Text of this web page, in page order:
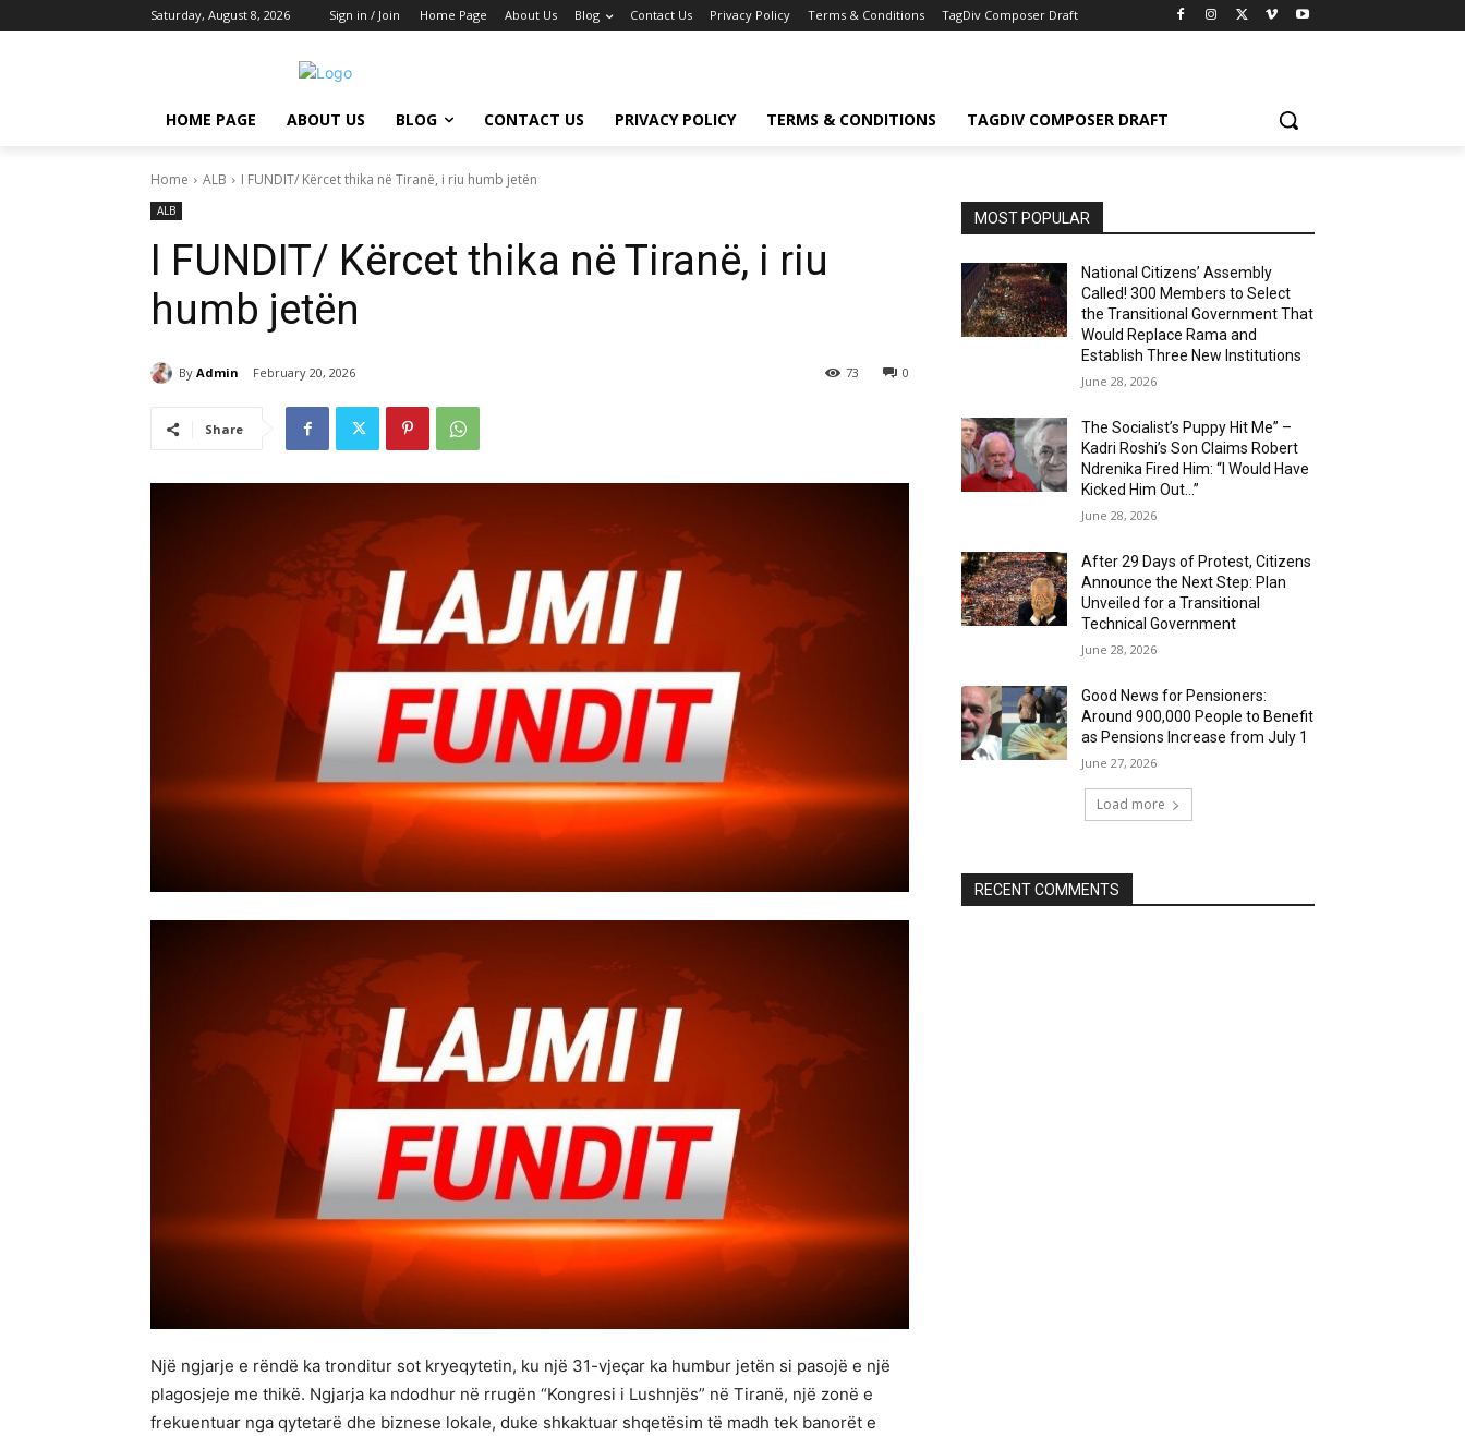
Saturday, August 8, 2026 Sign in / Join Home Page About Us Blog Contact Us Privacy Policy Terms & Conditions TagDiv Composer Draft
HOME PAGE ABOUT US BLOG CONTACT US PRIVACY POLICY TERMS & CONDITIONS TAGDIV COMPOSER DRAFT
Home ALB I FUNDIT/ Kërcet thika në Tiranë, i riu humb jetën
ALB
I FUNDIT/ Kërcet thika në Tiranë, i riu
humb jetën
By Admin February 20, 2026 0
73
Share
Një ngjarje e rëndë ka tronditur sot kryeqytetin, ku një 31-vjeçar ka humbur jetën si pasojë e një
plagosjeje me thikë. Ngjarja ka ndodhur në rrugën “Kongresi i Lushnjës” në Tiranë, një zonë e
frekuentuar nga qytetarë dhe biznese lokale, duke shkaktuar shqetësim të madh tek banorët e
MOST POPULAR
National Citizens’ Assembly
Called! 300 Members to Select
the Transitional Government That
Would Replace Rama and
Establish Three New Institutions
June 28, 2026
The Socialist’s Puppy Hit Me” –
Kadri Roshi’s Son Claims Robert
Ndrenika Fired Him: “I Would Have
Kicked Him Out…”
June 28, 2026
After 29 Days of Protest, Citizens
Announce the Next Step: Plan
Unveiled for a Transitional
Technical Government
June 28, 2026
Good News for Pensioners:
Around 900,000 People to Benefit
as Pensions Increase from July 1
June 27, 2026
Load more
RECENT COMMENTS